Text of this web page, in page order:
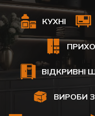
КУХНІ
ВІДКРИВНІ
ВИРОБИ